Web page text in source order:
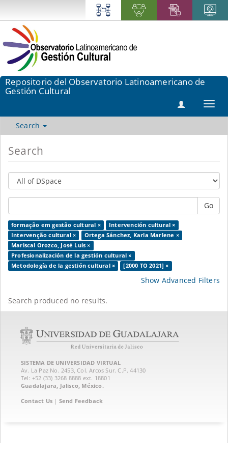
Repositorio del Observatorio Latinoamericano de
Gestión Cultural
Search
Search
Go
formação em gestão cultural ×
Intervención cultural ×
Intervenção cultural ×
Ortega Sánchez, Karla Marlene ×
Mariscal Orozco, José Luis ×
Profesionalización de la gestión cultural ×
Metodología de la gestión cultural ×
[2000 TO 2021] ×
Show Advanced Filters
Search produced no results.
SISTEMA DE UNIVERSIDAD VIRTUAL
Av. La Paz No. 2453, Col. Arcos Sur. C.P. 44130
Tel: +52 (33) 3268 8888‏ ext. 18801
Guadalajara, Jalisco, México.
Contact Us | Send Feedback